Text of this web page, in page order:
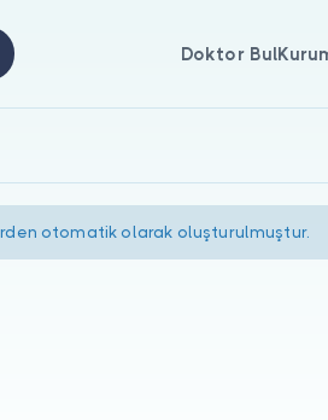
Doktor Bul
otomatik olarak oluşturulmuştur.